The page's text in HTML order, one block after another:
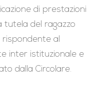
di prestazioni
tutela del ragazzo
al
inter istituzionale e
dalla Circolare.